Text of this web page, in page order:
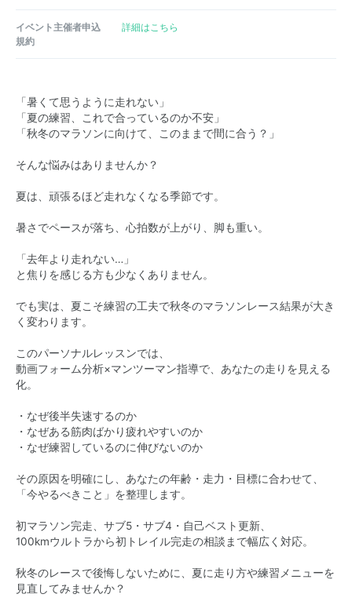
イベント主催者申込
規約
詳細はこちら
「暑くて思うように走れない」
「夏の練習、これで合っているのか不安」
「秋冬のマラソンに向けて、このままで間に合う？」
そんな悩みはありませんか？
夏は、頑張るほど走れなくなる季節です。
暑さでペースが落ち、心拍数が上がり、脚も重い。
「去年より走れない…」
と焦りを感じる方も少なくありません。
でも実は、夏こそ練習の工夫で秋冬のマラソンレース結果が大き
く変わります。
このパーソナルレッスンでは、
動画フォーム分析×マンツーマン指導で、あなたの走りを見える
化。
・なぜ後半失速するのか
・なぜある筋肉ばかり疲れやすいのか
・なぜ練習しているのに伸びないのか
その原因を明確にし、あなたの年齢・走力・目標に合わせて、
「今やるべきこと」を整理します。
初マラソン完走、サブ5・サブ4・自己ベスト更新、
100kmウルトラから初トレイル完走の相談まで幅広く対応。
秋冬のレースで後悔しないために、夏に走り方や練習メニューを
見直してみませんか？